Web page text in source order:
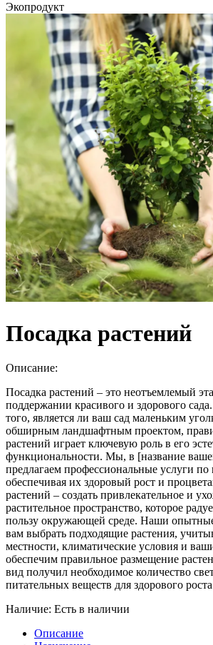
Экопродукт
Посадка растений
Описание:
Посадка растений – это неотъемлемый
поддержании красивого и здорового
того, является ли ваш сад маленьким
обширным ландшафтным проектом,
растений играет ключевую роль в его
функциональности. Мы, в [название
предлагаем профессиональные услуги по
обеспечивая их здоровый рост и
растений – создать привлекательное и
растительное пространство, которое
пользу окружающей среде. Наши
вам выбрать подходящие растения,
местности, климатические условия и
обеспечим правильное размещение
вид получил необходимое количество
питательных веществ для здорового
Наличие: Есть в наличии
Описание